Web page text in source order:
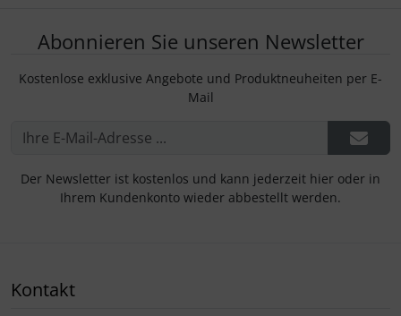
Abonnieren Sie unseren Newsletter
Kostenlose exklusive Angebote und Produktneuheiten per E-
Mail
Der Newsletter ist kostenlos und kann jederzeit hier oder in
Ihrem Kundenkonto wieder abbestellt werden.
Kontakt